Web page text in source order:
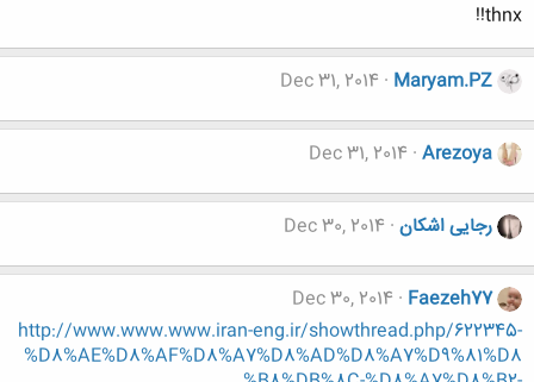
thnx!!
Maryam.PZ
Dec 31, 2014
Arezoya
Dec 31, 2014
رجایی اشکان Dec 30, 2014
Faezeh77
Dec 30, 2014
http://www.www.www.iran-eng.ir/showthread.php/622345-
%D8%AE%D8%AF%D8%A7%D8%AD%D8%A7%D9%81%D8